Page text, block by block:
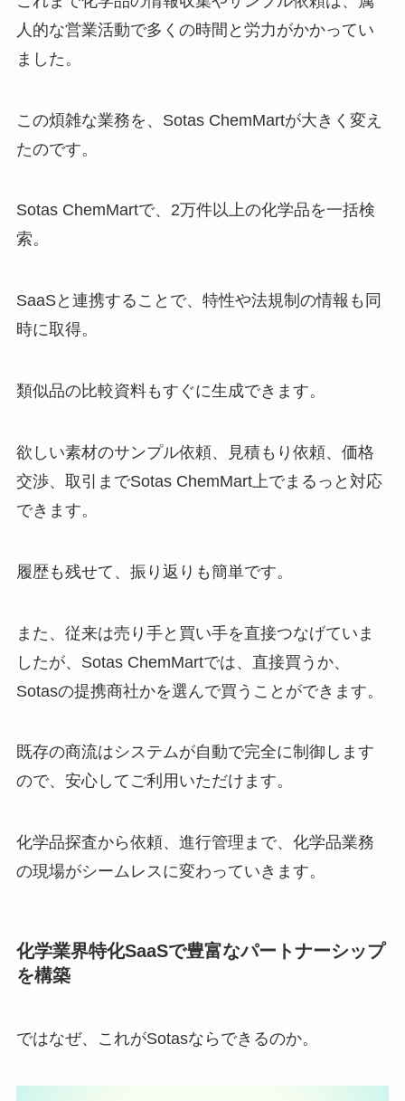
人的な営業活動で多くの時間と労力がかかってい
ました。
この煩雑な業務を、Sotas ChemMartが大きく変え
たのです。
Sotas ChemMartで、2万件以上の化学品を一括検
索。
SaaSと連携することで、特性や法規制の情報も同
時に取得。
類似品の比較資料もすぐに生成できます。
欲しい素材のサンプル依頼、見積もり依頼、価格
交渉、取引までSotas ChemMart上でまるっと対応
できます。
履歴も残せて、振り返りも簡単です。
また、従来は売り手と買い手を直接つなげていま
したが、Sotas ChemMartでは、直接買うか、
Sotasの提携商社かを選んで買うことができます。
既存の商流はシステムが自動で完全に制御します
ので、安心してご利用いただけます。
化学品探査から依頼、進行管理まで、化学品業務
の現場がシームレスに変わっていきます。
化学業界特化SaaSで豊富なパートナーシップ
を構築
ではなぜ、これがSotasならできるのか。